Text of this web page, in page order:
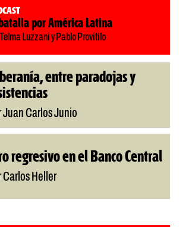
por América Latina
Luzzani y Pablo Provitilo
entre paradojas y
Juan Carlos Junio
regresivo en el Banco Central
Carlos Heller